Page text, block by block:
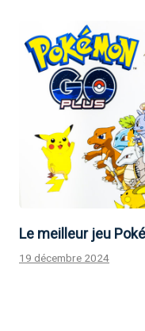
Le meilleur jeu
19 décembre 2024